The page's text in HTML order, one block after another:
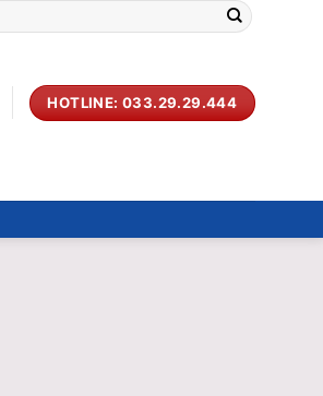
HOTLINE: 033.29.29.444